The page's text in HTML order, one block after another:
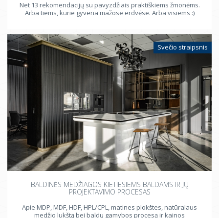
Net 13 rekomendacijų su pavyzdžiais praktiškiems žmonėms.
Arba tiems, kurie gyvena mažose erdvėse. Arba visiems :)
Svečio straipsnis
BALDINĖS MEDŽIAGOS KIETIESIEMS BALDAMS IR JŲ
PROJEKTAVIMO PROCESAS
Apie MDP, MDF, HDF, HPL/CPL, matines plokštes, natūralaus
medžio lukštą bei baldų gamybos procesą ir kainos